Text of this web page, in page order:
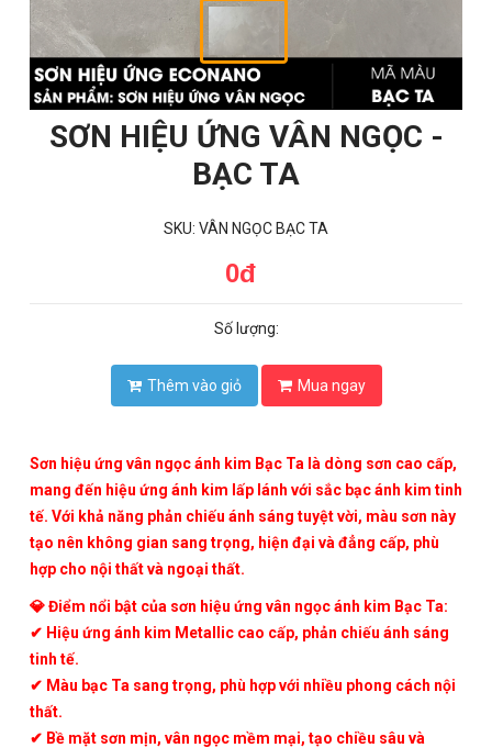
SƠN HIỆU ỨNG VÂN NGỌC -
BẠC TA
SKU: VÂN NGỌC BẠC TA
0đ
Thêm vào giỏ Mua ngay
Sơn hiệu ứng vân ngọc ánh kim Bạc Ta là dòng sơn cao cấp,
mang đến hiệu ứng ánh kim lấp lánh với sắc bạc ánh kim tinh
tế. Với khả năng phản chiếu ánh sáng tuyệt vời, màu sơn này
tạo nên không gian sang trọng, hiện đại và đẳng cấp, phù
hợp cho nội thất và ngoại thất.
💎Điểm nổi bật của sơn hiệu ứng vân ngọc ánh kim Bạc Ta:
✔ Hiệu ứng ánh kim Metallic cao cấp, phản chiếu ánh sáng
tinh tế.
✔ Màu bạc Ta sang trọng, phù hợp với nhiều phong cách nội
thất.
✔ Bề mặt sơn mịn, vân ngọc mềm mại, tạo chiều sâu và